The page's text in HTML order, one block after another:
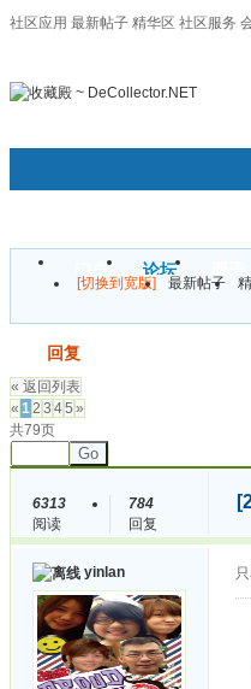
社区应用 最新帖子 精华区 社区服务
门户 论坛
[切换到宽版] 最新帖子
回复
« 返回列表
« 12 3 45 »
共79页
Go
6313
阅读
784
回复
yinlan